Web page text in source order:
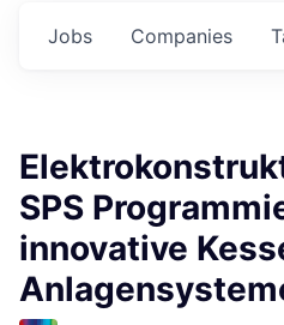
Jobs Companies
SPS
innovative